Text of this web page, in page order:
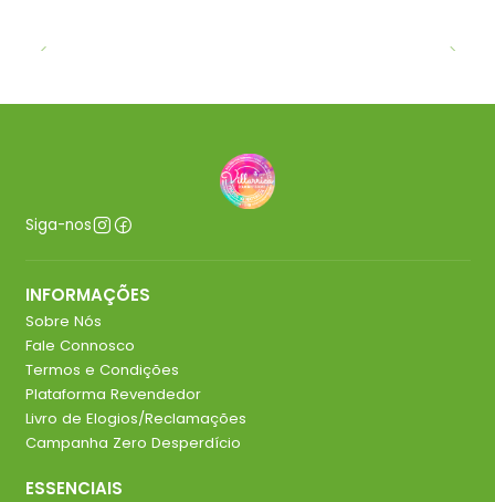
Siga-nos
INFORMAÇÕES
Sobre Nós
Fale Connosco
Termos e Condições
Plataforma Revendedor
Livro de Elogios/Reclamações
Campanha Zero Desperdício
ESSENCIAIS